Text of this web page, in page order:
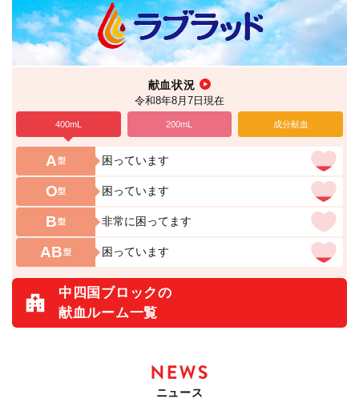
献血状況
令和8年8月7日現在
400mL 200mL 成分献血
A型 困っています
O型 困っています
B型 非常に困ってます
AB型 困っています
中四国ブロックの
献血ルーム一覧
ニュース